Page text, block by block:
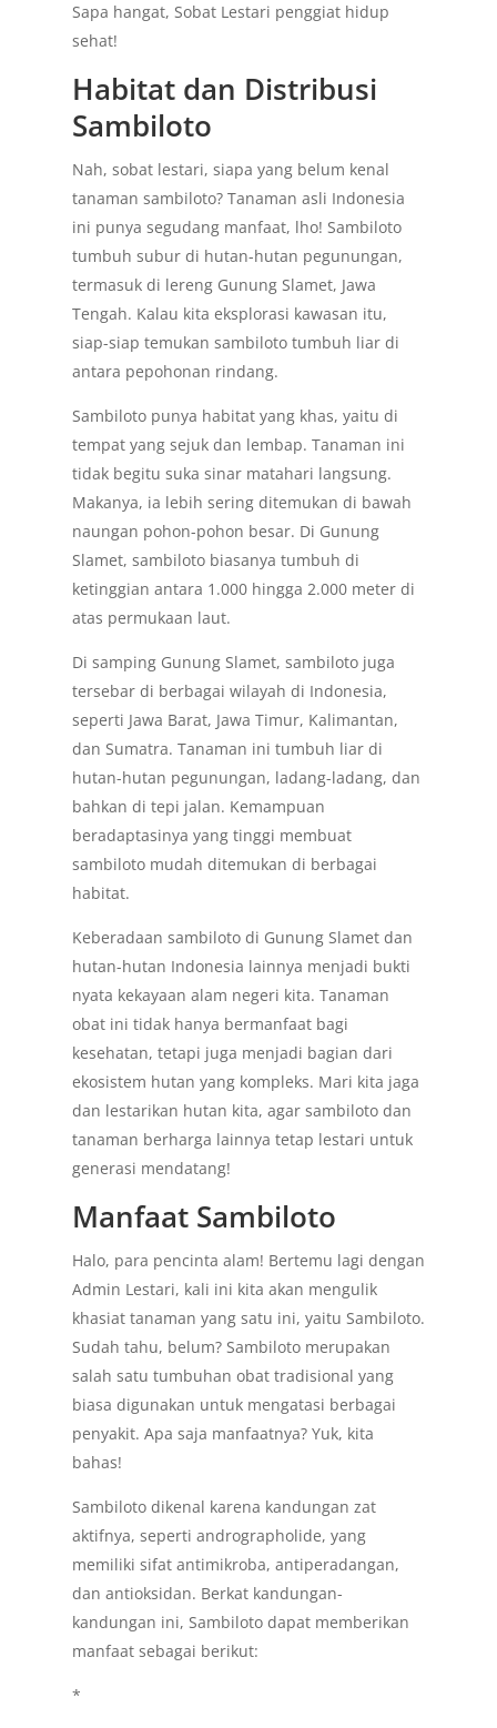
Sapa hangat, Sobat Lestari penggiat hidup
sehat!
Habitat dan Distribusi
Sambiloto
Nah, sobat lestari, siapa yang belum kenal
tanaman sambiloto? Tanaman asli Indonesia
ini punya segudang manfaat, lho! Sambiloto
tumbuh subur di hutan-hutan pegunungan,
termasuk di lereng Gunung Slamet, Jawa
Tengah. Kalau kita eksplorasi kawasan itu,
siap-siap temukan sambiloto tumbuh liar di
antara pepohonan rindang.
Sambiloto punya habitat yang khas, yaitu di
tempat yang sejuk dan lembap. Tanaman ini
tidak begitu suka sinar matahari langsung.
Makanya, ia lebih sering ditemukan di bawah
naungan pohon-pohon besar. Di Gunung
Slamet, sambiloto biasanya tumbuh di
ketinggian antara 1.000 hingga 2.000 meter di
atas permukaan laut.
Di samping Gunung Slamet, sambiloto juga
tersebar di berbagai wilayah di Indonesia,
seperti Jawa Barat, Jawa Timur, Kalimantan,
dan Sumatra. Tanaman ini tumbuh liar di
hutan-hutan pegunungan, ladang-ladang, dan
bahkan di tepi jalan. Kemampuan
beradaptasinya yang tinggi membuat
sambiloto mudah ditemukan di berbagai
habitat.
Keberadaan sambiloto di Gunung Slamet dan
hutan-hutan Indonesia lainnya menjadi bukti
nyata kekayaan alam negeri kita. Tanaman
obat ini tidak hanya bermanfaat bagi
kesehatan, tetapi juga menjadi bagian dari
ekosistem hutan yang kompleks. Mari kita jaga
dan lestarikan hutan kita, agar sambiloto dan
tanaman berharga lainnya tetap lestari untuk
generasi mendatang!
Manfaat Sambiloto
Halo, para pencinta alam! Bertemu lagi dengan
Admin Lestari, kali ini kita akan mengulik
khasiat tanaman yang satu ini, yaitu Sambiloto.
Sudah tahu, belum? Sambiloto merupakan
salah satu tumbuhan obat tradisional yang
biasa digunakan untuk mengatasi berbagai
penyakit. Apa saja manfaatnya? Yuk, kita
bahas!
Sambiloto dikenal karena kandungan zat
aktifnya, seperti andrographolide, yang
memiliki sifat antimikroba, antiperadangan,
dan antioksidan. Berkat kandungan-
kandungan ini, Sambiloto dapat memberikan
manfaat sebagai berikut:
*